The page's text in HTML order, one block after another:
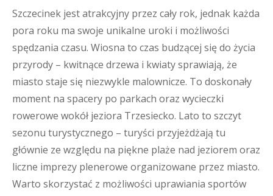
Szczecinek jest atrakcyjny przez cały rok, jednak każda
pora roku ma swoje unikalne uroki i możliwości
spędzania czasu. Wiosna to czas budzącej się do życia
przyrody – kwitnące drzewa i kwiaty sprawiają, że
miasto staje się niezwykle malownicze. To doskonały
moment na spacery po parkach oraz wycieczki
rowerowe wokół jeziora Trzesiecko. Lato to szczyt
sezonu turystycznego – turyści przyjeżdżają tu
głównie ze względu na piękne plaże nad jeziorem oraz
liczne imprezy plenerowe organizowane przez miasto.
Warto skorzystać z możliwości uprawiania sportów